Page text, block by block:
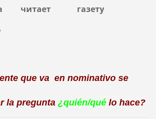
читает газету
que va en nominativo se
la pregunta ¿quién/qué lo hace?